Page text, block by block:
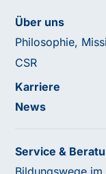
Über uns
Philosophie,
CSR
Karriere
News
Service &